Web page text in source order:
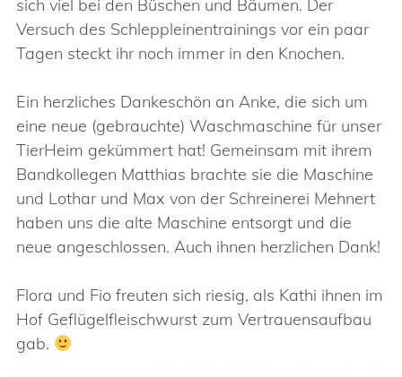
sich viel bei den Büschen und Bäumen. Der
Versuch des Schleppleinentrainings vor ein paar
Tagen steckt ihr noch immer in den Knochen.
Ein herzliches Dankeschön an Anke, die sich um
eine neue (gebrauchte) Waschmaschine für unser
TierHeim gekümmert hat! Gemeinsam mit ihrem
Bandkollegen Matthias brachte sie die Maschine
und Lothar und Max von der Schreinerei Mehnert
haben uns die alte Maschine entsorgt und die
neue angeschlossen. Auch ihnen herzlichen Dank!
Flora und Fio freuten sich riesig, als Kathi ihnen im
Hof Geflügelfleischwurst zum Vertrauensaufbau
gab.